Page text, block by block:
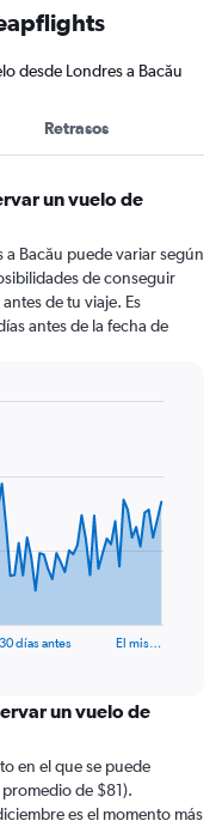
desde Londres a Bacău
Retrasos
un vuelo de
Bacău puede variar según
de conseguir
de tu viaje. Es
antes de la fecha de
30 días antes El mis…
un vuelo de
en el que se puede
de $81).
es el momento más